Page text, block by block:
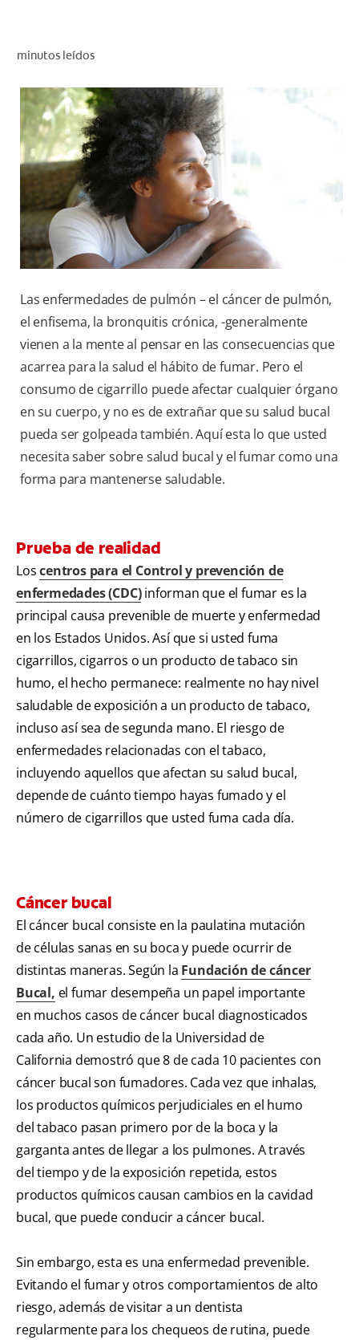
PARA PROFESIONALES
SUSCRÍBETE
minutos leídos
Las enfermedades de pulmón – el cáncer de pulmón,
el enfisema, la bronquitis crónica, -generalmente
vienen a la mente al pensar en las consecuencias que
acarrea para la salud el hábito de fumar. Pero el
consumo de cigarrillo puede afectar cualquier órgano
en su cuerpo, y no es de extrañar que su salud bucal
pueda ser golpeada también. Aquí esta lo que usted
necesita saber sobre salud bucal y el fumar como una
forma para mantenerse saludable.
Prueba de realidad
Loscentros para el Control y prevención de
enfermedades (CDC)informan que el fumar es la
principal causa prevenible de muerte y enfermedad
en los Estados Unidos. Así que si usted fuma
cigarrillos, cigarros o un producto de tabaco sin
humo, el hecho permanece: realmente no hay nivel
saludable de exposición a un producto de tabaco,
incluso así sea de segunda mano. El riesgo de
enfermedades relacionadas con el tabaco,
incluyendo aquellos que afectan su salud bucal,
depende de cuánto tiempo hayas fumado y el
número de cigarrillos que usted fuma cada día.
Cáncer bucal
El cáncer bucal consiste en la paulatina mutación
de células sanas en su boca y puede ocurrir de
distintas maneras. Según la Fundación de cáncer
Bucal, el fumar desempeña un papel importante
en muchos casos de cáncer bucal diagnosticados
cada año. Un estudio de la Universidad de
California demostró que 8 de cada 10 pacientes con
cáncer bucal son fumadores. Cada vez que inhalas,
los productos químicos perjudiciales en el humo
del tabaco pasan primero por de la boca y la
garganta antes de llegar a los pulmones. A través
del tiempo y de la exposición repetida, estos
productos químicos causan cambios en la cavidad
bucal, que puede conducir a cáncer bucal.
Sin embargo, esta es una enfermedad prevenible.
Evitando el fumar y otros comportamientos de alto
riesgo, además de visitar a un dentista
regularmente para los chequeos de rutina, puede